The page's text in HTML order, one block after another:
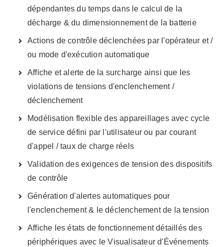
dépendantes du temps dans le calcul de la
décharge & du dimensionnement de la batterie
Actions de contrôle déclenchées par l'opérateur et /
ou mode d'exécution automatique
Affiche et alerte de la surcharge ainsi que les
violations de tensions d'enclenchement /
déclenchement
Modélisation flexible des appareillages avec cycle
de service défini par l'utilisateur ou par courant
d'appel / taux de charge réels
Validation des exigences de tension des dispositifs
de contrôle
Génération d'alertes automatiques pour
l'enclenchement & le déclenchement de la tension
Affiche les états de fonctionnement détaillés des
périphériques avec le Visualisateur d'Événements